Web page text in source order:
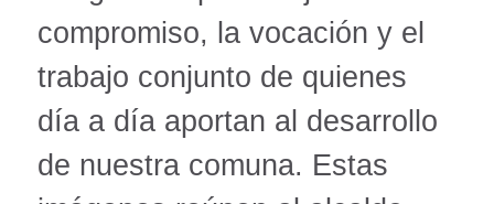
compromiso, la vocación y el
trabajo conjunto de quienes
día a día aportan al desarrollo
de nuestra comuna. Estas